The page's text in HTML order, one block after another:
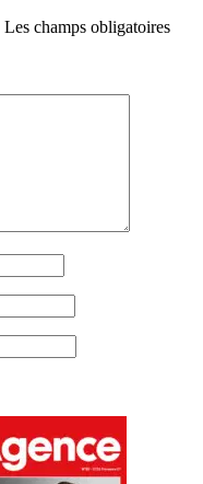
Les champs obligatoires